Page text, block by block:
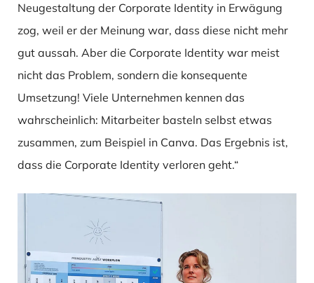
Neugestaltung der Corporate Identity in Erwägung
zog, weil er der Meinung war, dass diese nicht mehr
gut aussah. Aber die Corporate Identity war meist
nicht das Problem, sondern die konsequente
Umsetzung! Viele Unternehmen kennen das
wahrscheinlich: Mitarbeiter basteln selbst etwas
zusammen, zum Beispiel in Canva. Das Ergebnis ist,
dass die Corporate Identity verloren geht.“